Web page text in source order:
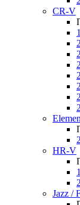
CR-V
HR-V
Jazz /